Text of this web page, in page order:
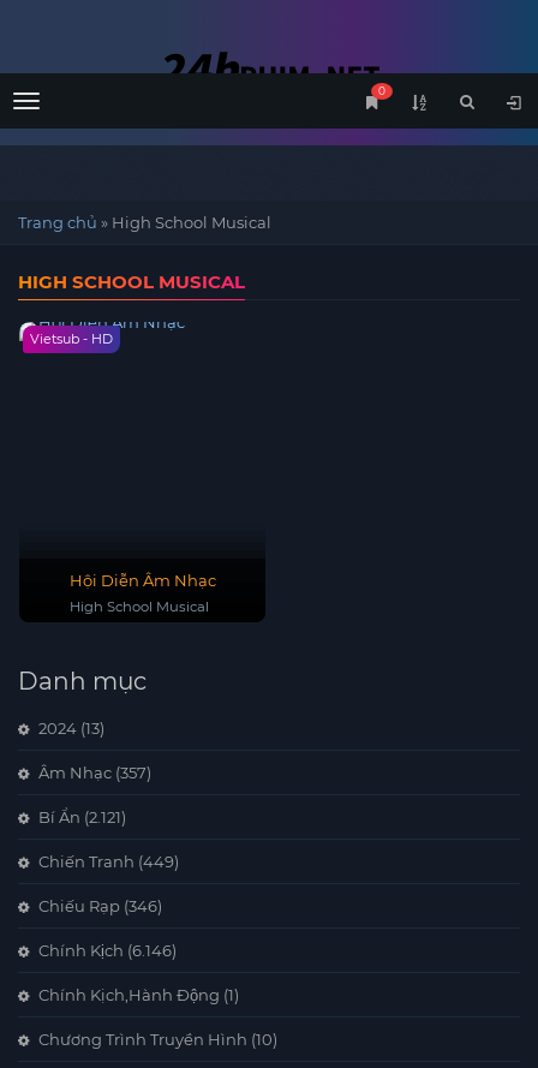
Menu
0
Trang chủ » High School Musical
HIGH SCHOOL MUSICAL
Vietsub - HD
Hội Diễn Âm Nhạc
High School Musical
Danh mục
2024 (13)
Âm Nhạc (357)
Bí Ẩn (2.121)
Chiến Tranh (449)
Chiếu Rạp (346)
Chính Kịch (6.146)
Chính Kịch,Hành Động (1)
Chương Trình Truyền Hình (10)